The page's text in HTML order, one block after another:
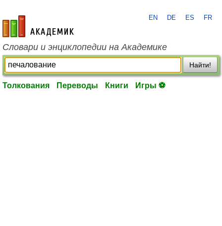
academic.ru
EN DE ES FR
Словари и энциклопедии на Академике
Найти!
Толкования Переводы Книги Игры ⚽